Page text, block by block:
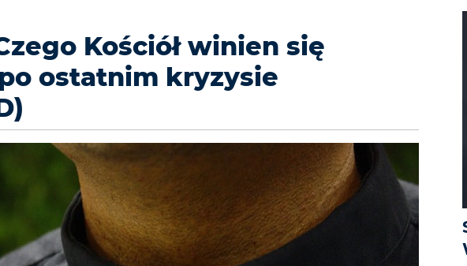
Kościół winien się
ostatnim kryzysie